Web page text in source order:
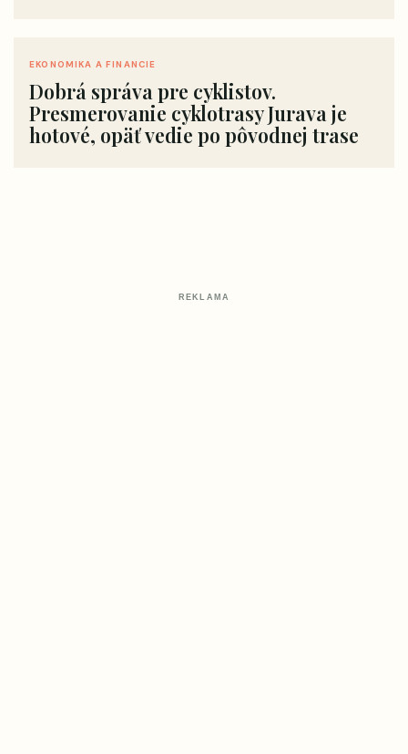
EKONOMIKA A FINANCIE
Dobrá správa pre cyklistov.
Presmerovanie cyklotrasy Jurava je
hotové, opäť vedie po pôvodnej trase
REKLAMA